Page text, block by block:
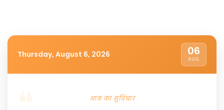
Thursday, August 6, 2026 06
AUG
आज का सुविचार